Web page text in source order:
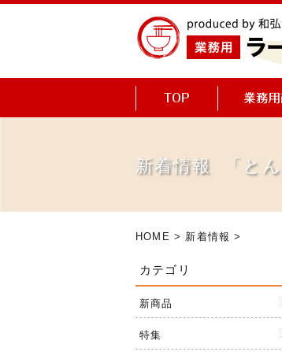
新着情報 「と
HOME > 新着情報 >
カテゴリ
新商品
特集